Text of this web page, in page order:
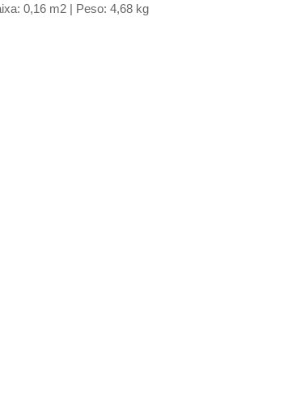
0,16 m2 | Peso: 4,68 kg